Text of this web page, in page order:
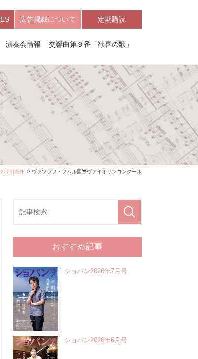
広告掲載について 定期購読
演奏会情報 交響曲第９番「歓喜の歌」
2021[海外] > ヴァツラフ・フムル国際ヴァイオリンコンクール
おすすめ記事
ショパン2026年7月号
ショパン2026年6月号